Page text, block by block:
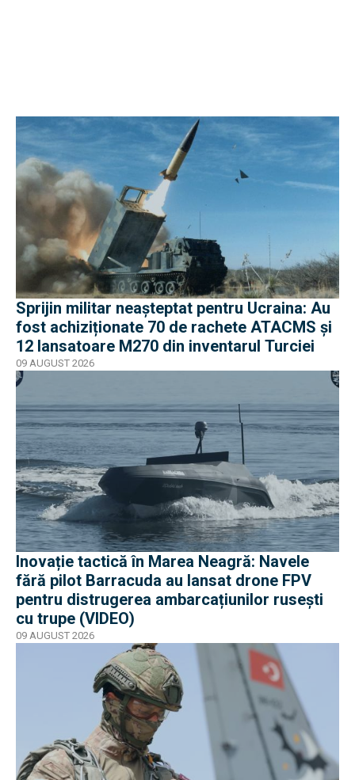
Sprijin militar neașteptat pentru Ucraina: Au
fost achiziționate 70 de rachete ATACMS și
12 lansatoare M270 din inventarul Turciei
09 AUGUST 2026
Inovație tactică în Marea Neagră: Navele
fără pilot Barracuda au lansat drone FPV
pentru distrugerea ambarcațiunilor rusești
cu trupe (VIDEO)
09 AUGUST 2026